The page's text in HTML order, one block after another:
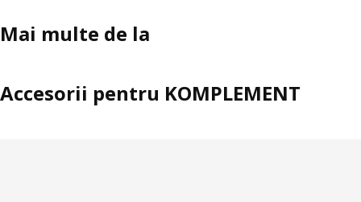
folosesc spațiul într-un mod adecvat”, spune Betina. „Cu acest
se adapta stilului tău.
Mai multe de la
Accesorii pentru KOMPLEMENT